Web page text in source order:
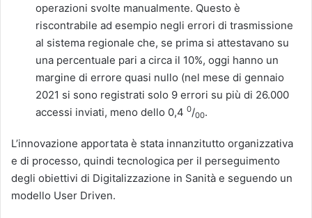
operazioni svolte manualmente. Questo è
riscontrabile ad esempio negli errori di trasmissione
al sistema regionale che, se prima si attestavano su
una percentuale pari a circa il 10%, oggi hanno un
margine di errore quasi nullo (nel mese di gennaio
2021 si sono registrati solo 9 errori su più di 26.000
accessi inviati, meno dello 0,4 0/00.
L’innovazione apportata è stata innanzitutto organizzativa
e di processo, quindi tecnologica per il perseguimento
degli obiettivi di Digitalizzazione in Sanità e seguendo un
modello User Driven.